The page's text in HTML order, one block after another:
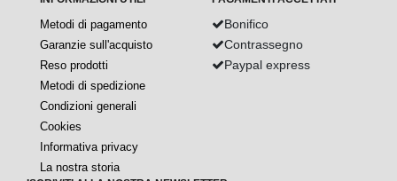
Metodi di pagamento
Garanzie sull'acquisto
Reso prodotti
Metodi di spedizione
Condizioni generali
Cookies
Informativa privacy
La nostra storia
Bonifico
Contrassegno
Paypal express